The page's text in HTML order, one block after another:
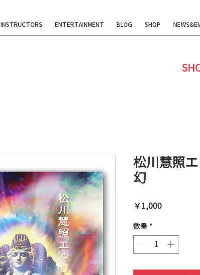
INSTRUCTORS ENTERTAINMENT BLOG SHOP
松川慧照
幻
￥1,000価
数量 *